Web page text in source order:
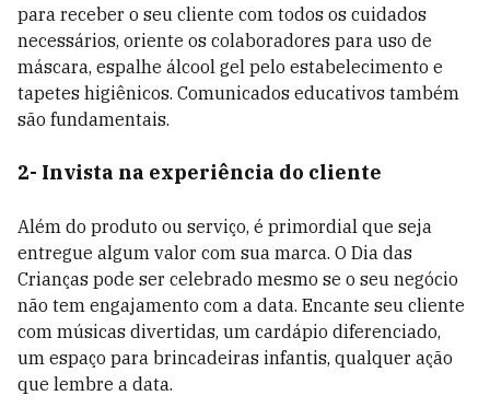
para receber o seu cliente com todos os cuidados
necessários, oriente os colaboradores para uso de
máscara, espalhe álcool gel pelo estabelecimento e
tapetes higiênicos. Comunicados educativos também
são fundamentais.
2- Invista na experiência do cliente
Além do produto ou serviço, é primordial que seja
entregue algum valor com sua marca. O Dia das
Crianças pode ser celebrado mesmo se o seu negócio
não tem engajamento com a data. Encante seu cliente
com músicas divertidas, um cardápio diferenciado,
um espaço para brincadeiras infantis, qualquer ação
que lembre a data.